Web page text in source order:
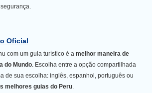
Oficial
com um guia turístico é amelhor maneira de
do Mundo. Escolha entre a opção compartilhada
de sua escolha: inglês, espanhol, português ou
melhores guias do Peru.